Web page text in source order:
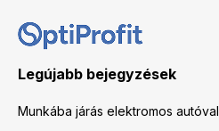
Legújabb bejegyzések
Munkába járás elektromos autóval